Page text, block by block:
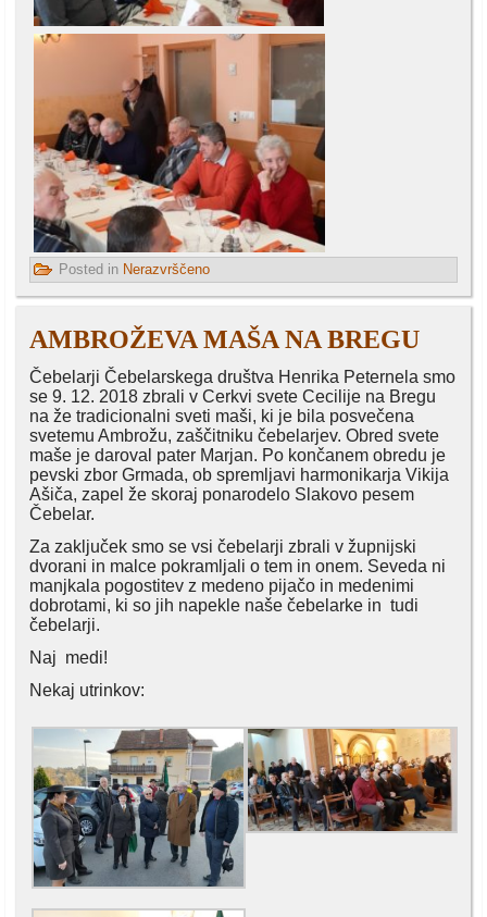
Posted in Nerazvrščeno
AMBROŽEVA MAŠA NA BREGU
Čebelarji Čebelarskega društva Henrika Peternela smo
se 9. 12. 2018 zbrali v Cerkvi svete Cecilije na Bregu
na že tradicionalni sveti maši, ki je bila posvečena
svetemu Ambrožu, zaščitniku čebelarjev. Obred svete
maše je daroval pater Marjan. Po končanem obredu je
pevski zbor Grmada, ob spremljavi harmonikarja Vikija
Ašiča, zapel že skoraj ponarodelo Slakovo pesem
Čebelar.
Za zaključek smo se vsi čebelarji zbrali v župnijski
dvorani in malce pokramljali o tem in onem. Seveda ni
manjkala pogostitev z medeno pijačo in medenimi
dobrotami, ki so jih napekle naše čebelarke in tudi
čebelarji.
Naj medi!
Nekaj utrinkov: